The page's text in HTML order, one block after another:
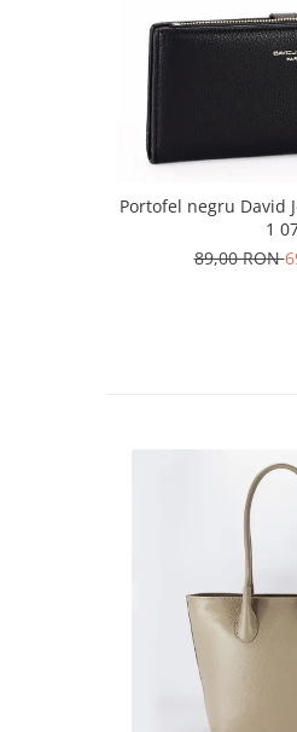
Portofel negru David
1
89,00 RON